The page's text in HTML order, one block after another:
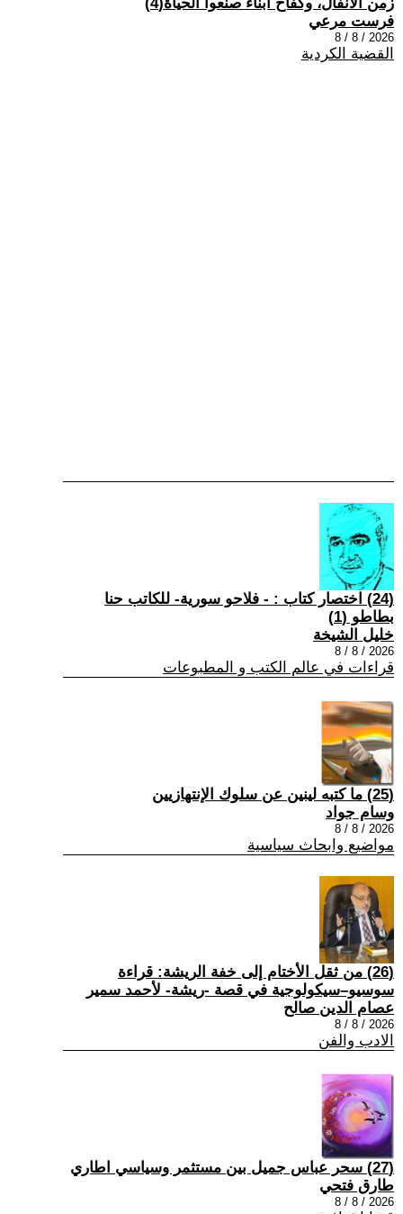
فرست مرعي
2026 / 8 / 8
القضية الكردية
(24) اختصار كتاب : - فلاحو سورية- للكاتب حنا
بطاطو (1)
خليل الشيخة
2026 / 8 / 8
قراءات في عالم الكتب و المطبوعات
(25) ما كتبه لينين عن سلوك الإنتهازيين
وسام جواد
2026 / 8 / 8
مواضيع وابحاث سياسية
(26) من ثقل الأختام إلى خفة الريشة: قراءة
سوسيو–سيكولوجية في قصة -ريشة- لأحمد سمير
عصام الدين صالح
2026 / 8 / 8
الادب والفن
(27) سحر عباس جميل بين مستثمر وسياسي اطاري
طارق فتحي
2026 / 8 / 8